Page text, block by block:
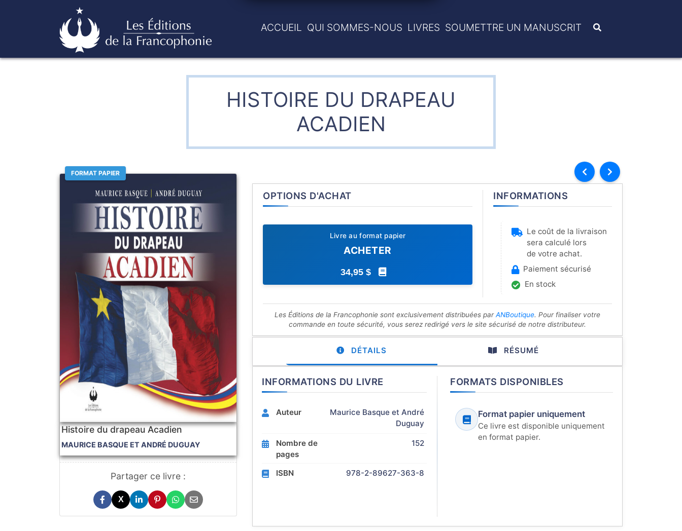
Skip
Éditions de la francophonie
ACCUEIL QUI SOMMES-NOUS LIVRES SOUMETTRE UN MANUSCRIT
HISTOIRE DU DRAPEAU
ACADIEN
FORMAT PAPIER
Histoire du drapeau Acadien
MAURICE BASQUE ET ANDRÉ DUGUAY
Partager ce livre :
X
OPTIONS D'ACHAT
Livre au format papier
ACHETER
34,95 $
INFORMATIONS
Le coût de la livraison
sera calculé lors
de votre achat.
Paiement sécurisé
En stock
Les Éditions de la Francophonie sont exclusivement distribuées parANBoutique. Pour finaliser votre
commande en toute sécurité, vous serez redirigé vers le site sécurisé de notre distributeur.
DÉTAILS RÉSUMÉ
INFORMATIONS DU LIVRE
Auteur
Maurice Basque et André
Duguay
Nombre de
pages
152
ISBN 978-2-89627-363-8
FORMATS DISPONIBLES
Format papier uniquement
Ce livre est disponible uniquement
en format papier.